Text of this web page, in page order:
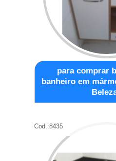
para comprar
banheiro em
Cod.:8435